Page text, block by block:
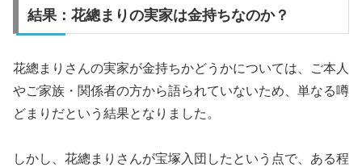
結果：花總まりの実家は金持ちなのか？
花總まりさんの実家が金持ちかどうかについては、ご本人
やご家族・関係者の方から語られていないため、単なる噂
どまりだという結果となりました。
しかし、花總まりさんが宝塚入団したという点で、ある程